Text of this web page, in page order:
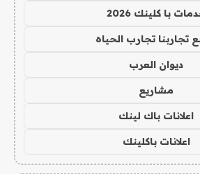
با كلينك 2026
تجاربنا تجارب الحياه
ديوان العرب
مشاريع
اعلانات باك لينك
اعلانات باكلينك